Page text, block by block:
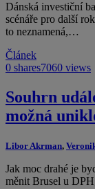
Dánská investiční
scénáře pro další
to neznamená,…
Článek
0 shares7060 views
Souhrn
možná
Libor Akrman,
Jak moc drahé je
měnit Brusel u